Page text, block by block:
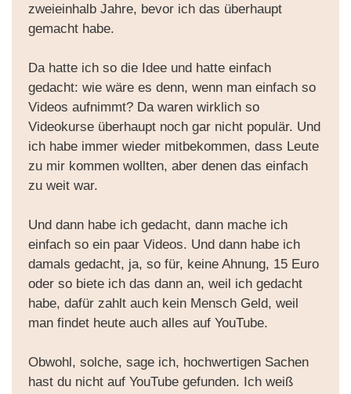
zweieinhalb Jahre, bevor ich das überhaupt
gemacht habe.
Da hatte ich so die Idee und hatte einfach
gedacht: wie wäre es denn, wenn man einfach so
Videos aufnimmt? Da waren wirklich so
Videokurse überhaupt noch gar nicht populär. Und
ich habe immer wieder mitbekommen, dass Leute
zu mir kommen wollten, aber denen das einfach
zu weit war.
Und dann habe ich gedacht, dann mache ich
einfach so ein paar Videos. Und dann habe ich
damals gedacht, ja, so für, keine Ahnung, 15 Euro
oder so biete ich das dann an, weil ich gedacht
habe, dafür zahlt auch kein Mensch Geld, weil
man findet heute auch alles auf YouTube.
Obwohl, solche, sage ich, hochwertigen Sachen
hast du nicht auf YouTube gefunden. Ich weiß